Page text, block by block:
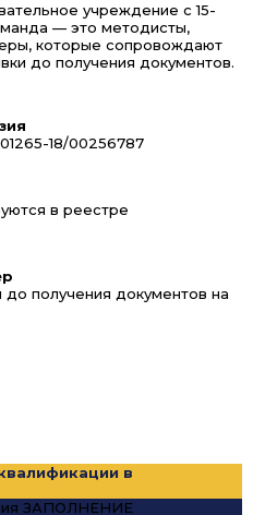
учреждение с 15-
— это методисты,
которые сопровождают
до получения документов.
18/00256787
в реестре
получения документов на
в
ЗАПОЛНЕНИЕ